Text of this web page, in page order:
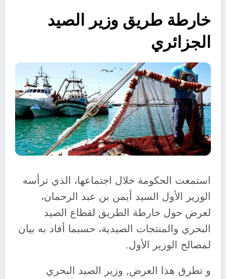
خارطة طريق وزير الصيد
الجزائري
استمعت الحكومة خلال اجتماعها، الذي ترأسه
الوزير الأول السيد أيمن بن عبد الرحمان،
لعرض حول خارطة الطريق لقطاع الصيد
البحري والمنتجات الصيدية، حسبما أفاد به بيان
لمصالح الوزير الأول.
و تطرق هذا العرض, وزير الصيد البحري